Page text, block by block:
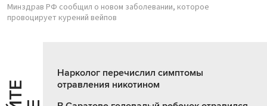
Минздрав РФ сообщил о новом заболевании, которое
провоцирует курений вейпов
Нарколог перечислил симптомы
отравления никотином